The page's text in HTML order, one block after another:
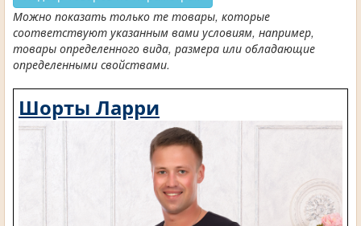
Можно показать только те товары, которые
соответствуют указанным вами условиям, например,
товары определенного вида, размера или обладающие
определенными свойствами.
Шорты Ларри